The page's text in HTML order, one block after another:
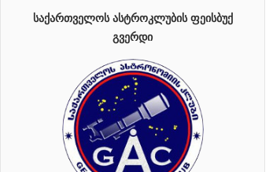
ᲡᲐᲥᲐᲠᲗᲕᲔᲚᲝᲡ ᲐᲡᲢᲠᲝᲙᲚᲣᲑᲘᲡ ᲤᲔᲘᲡᲑᲣᲥ
ᲒᲕᲔᲠᲓᲘ